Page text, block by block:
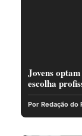
Jovens
escolha
Por Redação do